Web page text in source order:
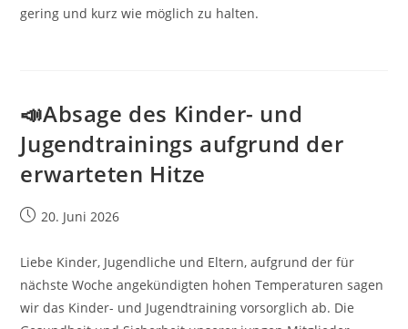
gering und kurz wie möglich zu halten.
📣Absage des Kinder- und
Jugendtrainings aufgrund der
erwarteten Hitze
Beitrag20. Juni 2026
Liebe Kinder, Jugendliche und Eltern, aufgrund der für
nächste Woche angekündigten hohen Temperaturen sagen
wir das Kinder- und Jugendtraining vorsorglich ab. Die